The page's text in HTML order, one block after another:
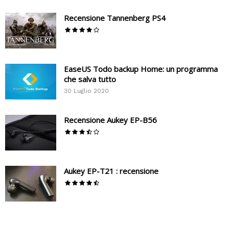
Recensione Tannenberg PS4
EaseUS Todo backup Home: un programma
che salva tutto
30 Luglio 2020
Recensione Aukey EP-B56
Aukey EP-T21 : recensione